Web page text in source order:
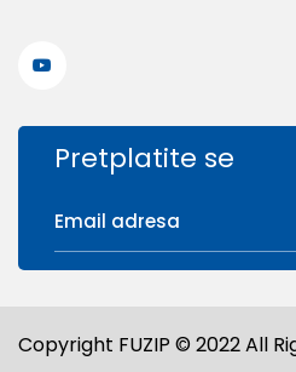
Pretplatite se
Copyright FUZIP © 2022 All